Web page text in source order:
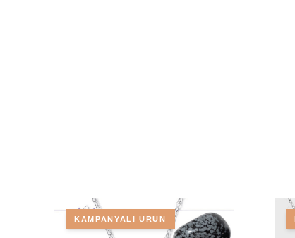
KAMPANYALI ÜRÜN